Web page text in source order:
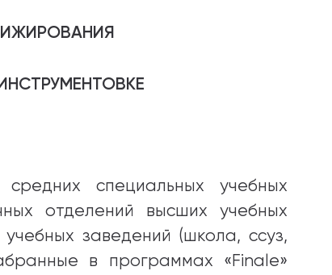
специальных учебных
отделений высших учебных
заведений (школа, ссуз,
в программах «Finale»